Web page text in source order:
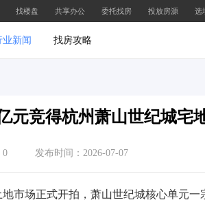
找楼盘 共享办公 委托找房 投放房源 选
业新闻 找房攻略
元竞得杭州萧山世纪城宅
0 发布时间：2026-07-07
市场正式开拍，萧山世纪城核心单元一